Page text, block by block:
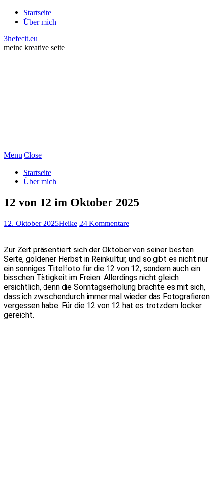
Startseite
Über mich
3hefecit.eu
meine kreative seite
Menu Close
Startseite
Über mich
12 von 12 im Oktober 2025
12. Oktober 2025Heike 24 Kommentare
Zur Zeit präsentiert sich der Oktober von seiner besten
Seite, goldener Herbst in Reinkultur, und so gibt es nicht nur
ein sonniges Titelfoto für die 12 von 12, sondern auch ein
bisschen Tätigkeit im Freien. Allerdings nicht gleich
ersichtlich, denn die Sonntagserholung brachte es mit sich,
dass ich zwischendurch immer mal wieder das Fotografieren
vergessen habe. Für die 12 von 12 hat es trotzdem locker
gereicht.